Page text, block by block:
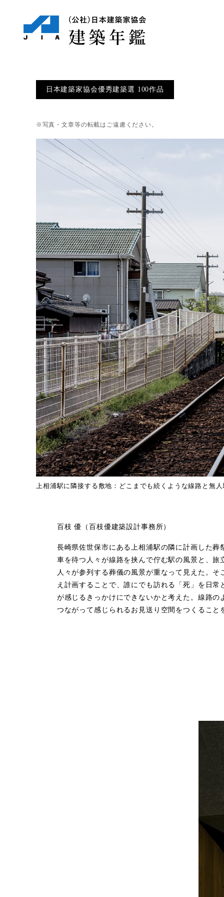
日本建築家協会優秀建築選 100作品
※写真・文章等の転載はご遠慮ください。
上相浦駅に隣接する敷地：どこまでも続くような線路と無
百枝 優（百枝優建築設計事務所）
長崎県佐世保市にある上相浦駅の隣に計画した葬
車を待つ人々が線路を挟んで佇む駅の風景と、旅
人々が参列する葬儀の風景が重なって見えた。そ
え計画することで、誰にでも訪れる「死」を日常
が感じるきっかけにできないかと考えた。線路の
つながって感じられるお見送り空間をつくること